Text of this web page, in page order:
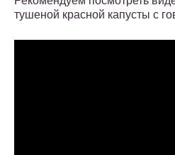
тушеной красной капусты с